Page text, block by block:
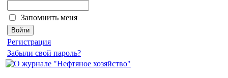
Запомнить меня
Регистрация
Забыли свой пароль?